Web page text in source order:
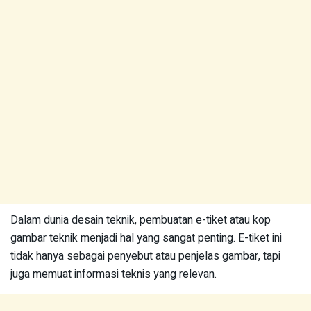
Dalam dunia desain teknik, pembuatan e-tiket atau kop
gambar teknik menjadi hal yang sangat penting. E-tiket ini
tidak hanya sebagai penyebut atau penjelas gambar, tapi
juga memuat informasi teknis yang relevan.